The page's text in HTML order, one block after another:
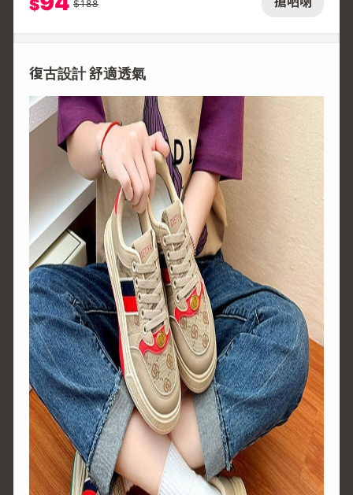
$ $188
復古設計 舒適透氣